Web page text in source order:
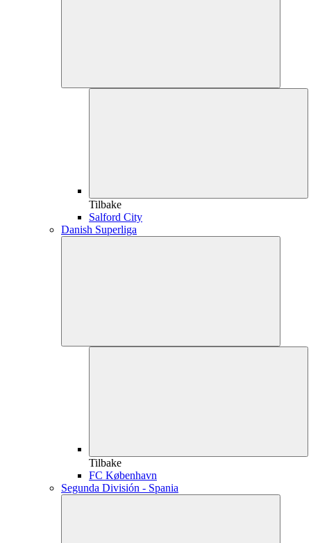
Tilbake
Salford City
Danish Superliga
Tilbake
FC København
Segunda División - Spania